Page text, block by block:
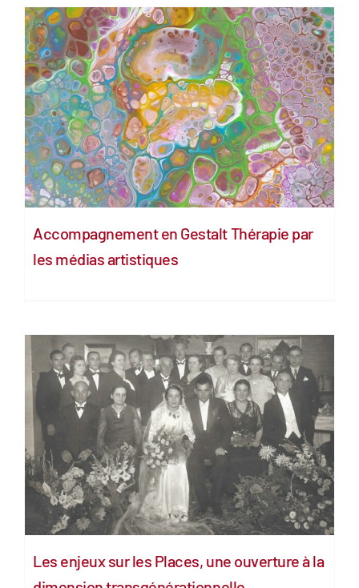
Accompagnement en Gestalt Thérapie par
les médias artistiques
Les enjeux sur les Places, une ouverture à la